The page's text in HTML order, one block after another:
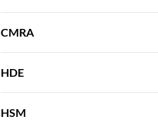
CMRA
HDE
HSM